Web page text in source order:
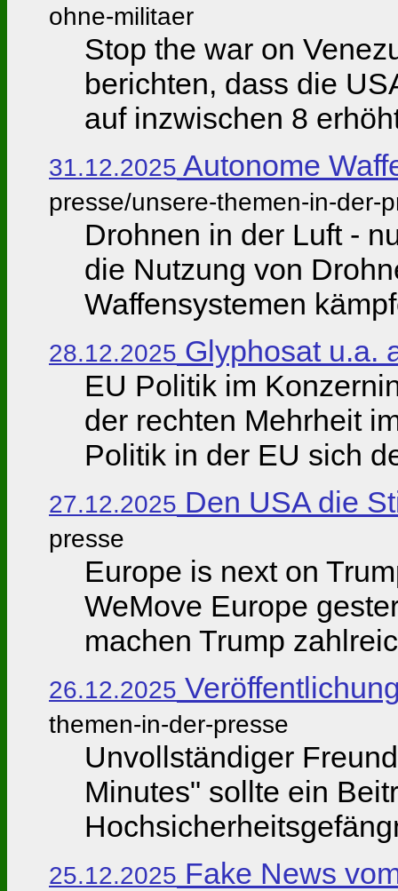
ohne-militaer
Stop the war on
berichten, dass die
auf inzwischen 8
31.12.2025 Autonome
presse/unsere-themen-in-der-
Drohnen in der Luft -
die Nutzung von
Waffensystemen
28.12.2025 Glyphosat u.a.
EU Politik im
der rechten Mehrheit
Politik in der EU sich
27.12.2025 Den USA die
presse
Europe is next on
WeMove Europe
machen Trump
26.12.2025
themen-in-der-presse
Unvollständiger
Minutes" sollte ein
25.12.2025 Fake News